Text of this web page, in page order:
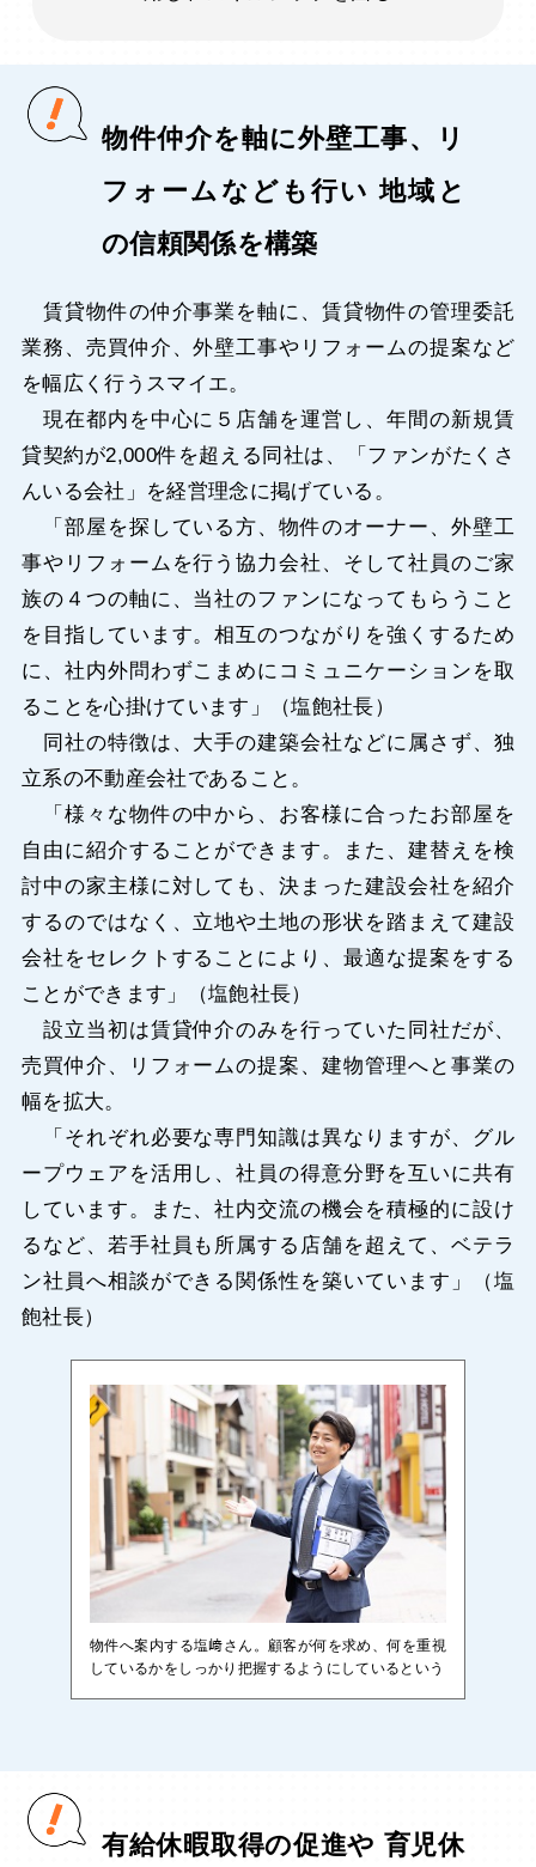
物件仲介を軸に外壁工事、リ
フォームなども行い 地域と
の信頼関係を構築
賃貸物件の仲介事業を軸に、賃貸物件の管理委託
業務、売買仲介、外壁工事やリフォームの提案など
を幅広く行うスマイエ。
現在都内を中心に５店舗を運営し、年間の新規賃
貸契約が2,000件を超える同社は、「ファンがたくさ
んいる会社」を経営理念に掲げている。
「部屋を探している方、物件のオーナー、外壁工
事やリフォームを行う協力会社、そして社員のご家
族の４つの軸に、当社のファンになってもらうこと
を目指しています。相互のつながりを強くするため
に、社内外問わずこまめにコミュニケーションを取
ることを心掛けています」（塩飽社長）
同社の特徴は、大手の建築会社などに属さず、独
立系の不動産会社であること。
「様々な物件の中から、お客様に合ったお部屋を
自由に紹介することができます。また、建替えを検
討中の家主様に対しても、決まった建設会社を紹介
するのではなく、立地や土地の形状を踏まえて建設
会社をセレクトすることにより、最適な提案をする
ことができます」（塩飽社長）
設立当初は賃貸仲介のみを行っていた同社だが、
売買仲介、リフォームの提案、建物管理へと事業の
幅を拡大。
「それぞれ必要な専門知識は異なりますが、グル
ープウェアを活用し、社員の得意分野を互いに共有
しています。また、社内交流の機会を積極的に設け
るなど、若手社員も所属する店舗を超えて、ベテラ
ン社員へ相談ができる関係性を築いています」（塩
飽社長）
物件へ案内する塩﨑さん。顧客が何を求め、何を重視
しているかをしっかり把握するようにしているという
有給休暇取得の促進や 育児休